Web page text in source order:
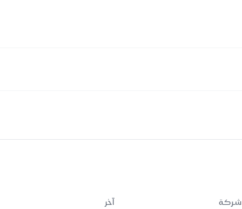
شركة
آخر